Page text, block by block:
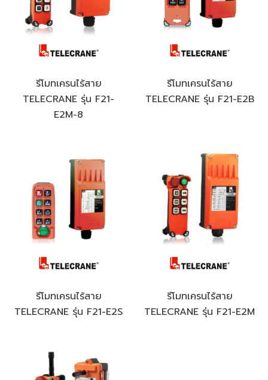
รีโมทเครนไร้สาย
TELECRANE รุ่น F21-
E2M-8
รีโมทเครนไร้สาย
TELECRANE รุ่น F21-E2B
รีโมทเครนไร้สาย
TELECRANE รุ่น F21-E2S
รีโมทเครนไร้สาย
TELECRANE รุ่น F21-E2M